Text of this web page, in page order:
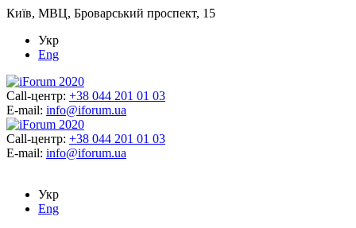
Київ, МВЦ, Броварський проспект, 15
Укр
Eng
Call-центр: +38 044 201 01 03
E-mail: info@iforum.ua
Call-центр: +38 044 201 01 03
E-mail: info@iforum.ua
Укр
Eng